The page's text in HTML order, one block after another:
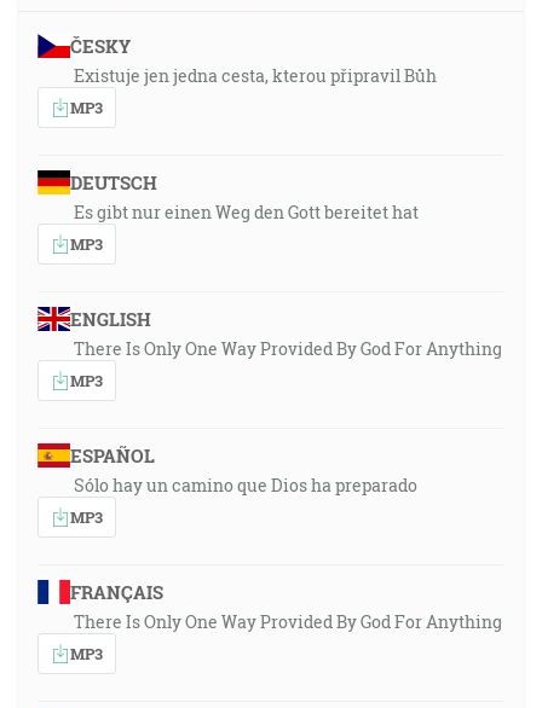
ČESKY
Existuje jen jedna cesta, kterou připravil Bůh
MP3
DEUTSCH
Es gibt nur einen Weg den Gott bereitet hat
MP3
ENGLISH
There Is Only One Way Provided By God For Anything
MP3
ESPAÑOL
Sólo hay un camino que Dios ha preparado
MP3
FRANÇAIS
There Is Only One Way Provided By God For Anything
MP3